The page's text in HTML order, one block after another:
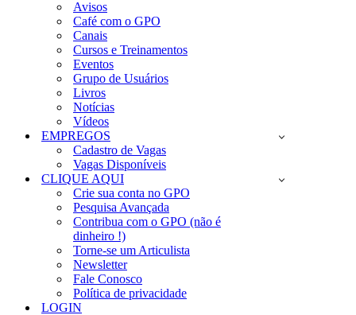
Avisos
Café com o GPO
Canais
Cursos e Treinamentos
Eventos
Grupo de Usuários
Livros
Notícias
Vídeos
EMPREGOS
Cadastro de Vagas
Vagas Disponíveis
CLIQUE AQUI
Crie sua conta no GPO
Pesquisa Avançada
Contribua com o GPO (não é
dinheiro !)
Torne-se um Articulista
Newsletter
Fale Conosco
Política de privacidade
LOGIN